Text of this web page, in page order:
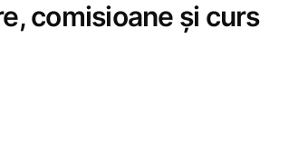
comisioane și curs